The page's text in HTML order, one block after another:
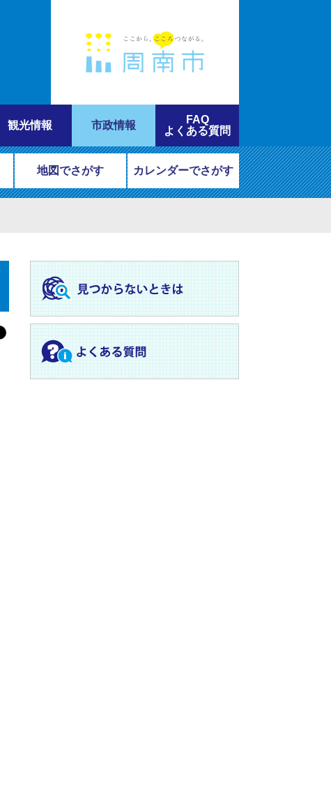
観光情報 市政情報
FAQ
よくある質問
地図でさがす カレンダーでさがす